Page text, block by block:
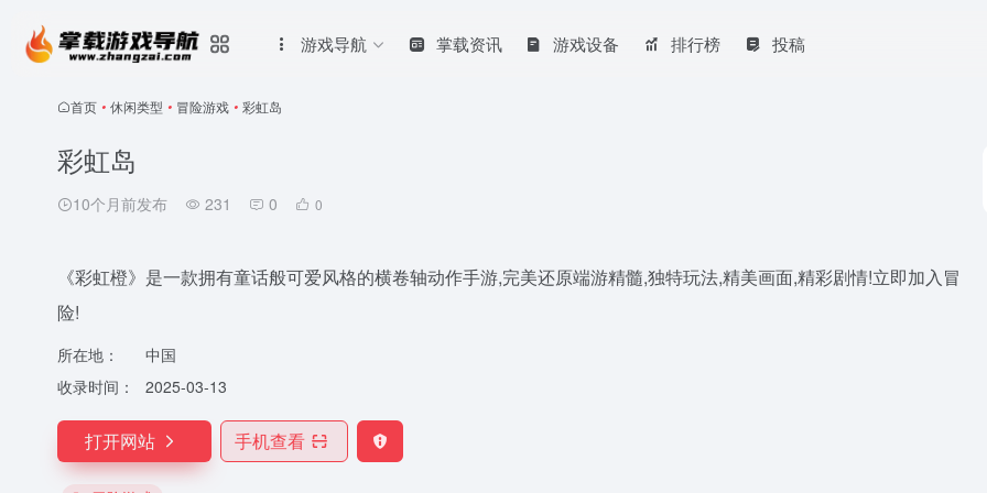
游戏导航 掌载资讯 游戏设备 排行榜 投稿
首页 • 休闲类型 • 冒险游戏 • 彩虹岛
彩虹岛
10个月前发布 231 0 0
《彩虹橙》是一款拥有童话般可爱风格的横卷轴动作手游,完美还原端游精髓,独特玩法,精美画面,精彩剧情!立即加入冒
险!
所在地：
中国
收录时间：
2025-03-13
打开网站 手机查看